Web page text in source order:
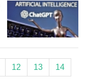
12 13 14